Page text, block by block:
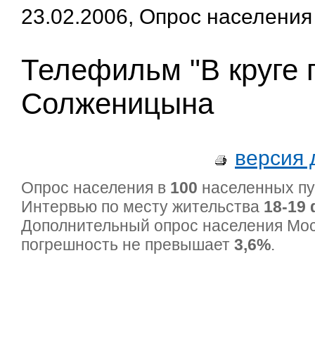
23.02.2006, Опрос населения
Телефильм "В круге
Солженицына
версия
Опрос населения в 100 населенных
Интервью по месту жительства 18-19
Дополнительный опрос населения
погрешность не превышает 3,6%.